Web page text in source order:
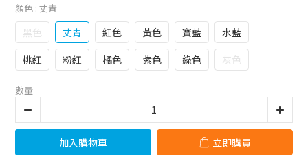
顏色 : 丈青
黑色 丈青 紅色 黃色 寶藍
水藍
桃紅
粉紅 橘色 紫色 綠色 灰色
數量
加入購物車 立即購買